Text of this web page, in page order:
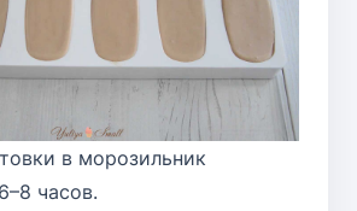
в морозильник
часов.